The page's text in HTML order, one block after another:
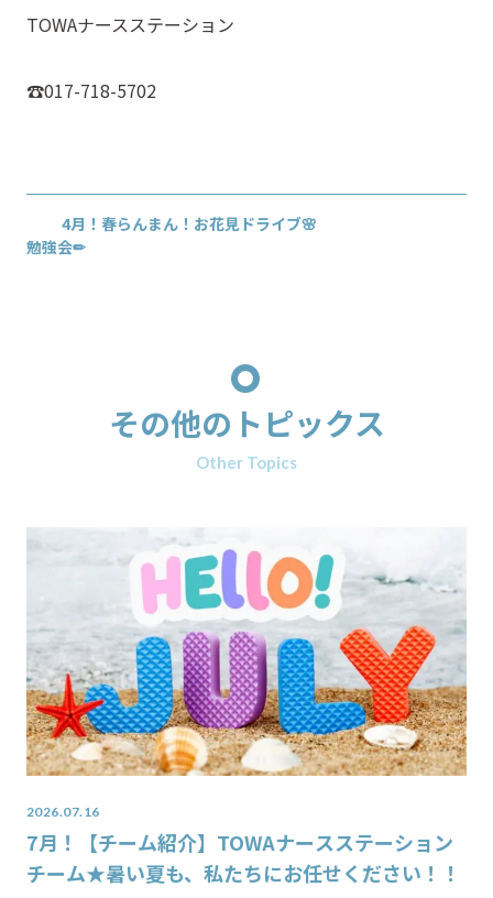
TOWAナースステーション
☎017-718-5702
4月！春らんまん！お花見ドライブ🌸
勉強会✏
その他のトピックス
Other Topics
2026.07.16
7月！【チーム紹介】TOWAナースステーション
チーム★暑い夏も、私たちにお任せください！！